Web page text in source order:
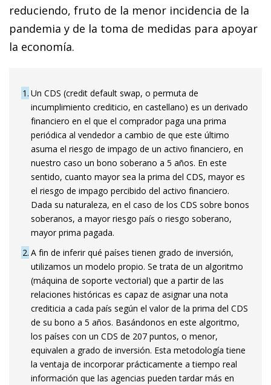
reduciendo, fruto de la menor incidencia de la
pandemia y de la toma de medidas para apoyar
la economía.
1 Un CDS (credit default swap, o permuta de
incumplimiento crediticio, en castellano) es un derivado
financiero en el que el comprador paga una prima
periódica al vendedor a cambio de que este último
asuma el riesgo de impago de un activo financiero, en
nuestro caso un bono soberano a 5 años. En este
sentido, cuanto mayor sea la prima del CDS, mayor es
el riesgo de impago percibido del activo financiero.
Dada su naturaleza, en el caso de los CDS sobre bonos
soberanos, a mayor riesgo país o riesgo soberano,
mayor prima pagada.
2 A fin de inferir qué países tienen grado de inversión,
utilizamos un modelo propio. Se trata de un algoritmo
(máquina de soporte vectorial) que a partir de las
relaciones históricas es capaz de asignar una nota
crediticia a cada país según el valor de la prima del CDS
de su bono a 5 años. Basándonos en este algoritmo,
los países con un CDS de 207 puntos, o menor,
equivalen a grado de inversión. Esta metodología tiene
la ventaja de incorporar prácticamente a tiempo real
información que las agencias pueden tardar más en